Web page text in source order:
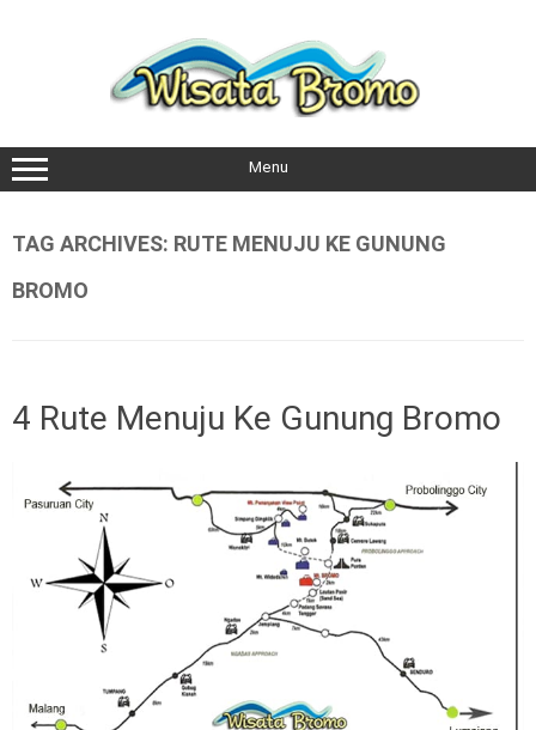
Menu
TAG ARCHIVES: RUTE MENUJU KE GUNUNG
BROMO
4 Rute Menuju Ke Gunung Bromo